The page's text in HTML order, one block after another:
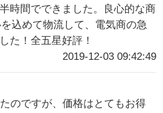
時間でできました。良心的な商
込めて物流して、電気商の急
た！全五星好評！
2019-12-03 09:42:49
のですが、価格はとてもお得